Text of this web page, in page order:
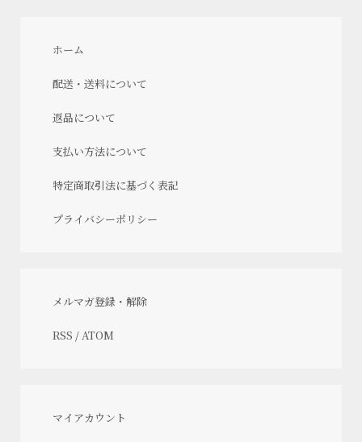
ホーム
配送・送料について
返品について
支払い方法について
特定商取引法に基づく表記
プライバシーポリシー
メルマガ登録・解除
RSS / ATOM
マイアカウント